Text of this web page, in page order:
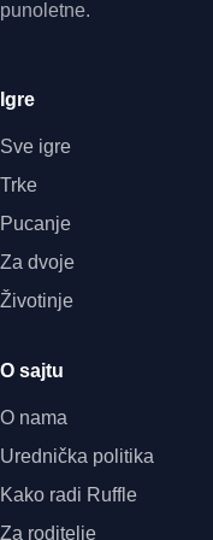
punoletne.
Igre
Sve igre
Trke
Pucanje
Za dvoje
Životinje
O sajtu
O nama
Urednička politika
Kako radi Ruffle
Za roditelje